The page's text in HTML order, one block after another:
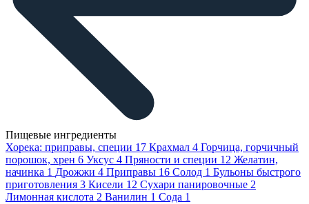
Пищевые ингредиенты
Хорека: приправы, специи 17 Крахмал 4 Горчица, горчичный
порошок, хрен 6 Уксус 4 Пряности и специи 12 Желатин,
начинка 1 Дрожжи 4 Приправы 16 Солод 1 Бульоны быстрого
приготовления 3 Кисели 12 Сухари панировочные 2
Лимонная кислота 2 Ванилин 1 Сода 1